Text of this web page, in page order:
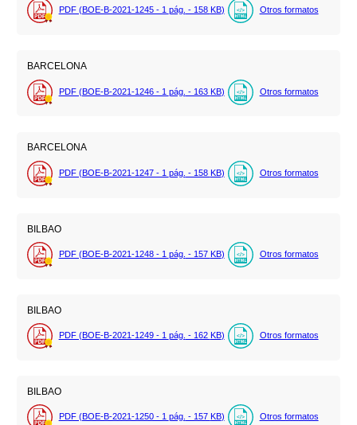
PDF (BOE-B-2021-1245 - 1 pág. - 158 KB) Otros formatos
BARCELONA
PDF (BOE-B-2021-1246 - 1 pág. - 163 KB) Otros formatos
BARCELONA
PDF (BOE-B-2021-1247 - 1 pág. - 158 KB) Otros formatos
BILBAO
PDF (BOE-B-2021-1248 - 1 pág. - 157 KB) Otros formatos
BILBAO
PDF (BOE-B-2021-1249 - 1 pág. - 162 KB) Otros formatos
BILBAO
PDF (BOE-B-2021-1250 - 1 pág. - 157 KB) Otros formatos